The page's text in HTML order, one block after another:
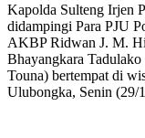
Kapolda Sulteng Irjen
didampingi Para PJU
AKBP Ridwan J. M.
Bhayangkara
Touna) bertempat di
Ulubongka, Senin (29/